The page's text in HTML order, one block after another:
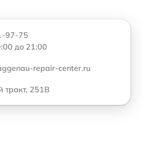
97-75
до 21:00
repair-center.ru
тракт, 251В